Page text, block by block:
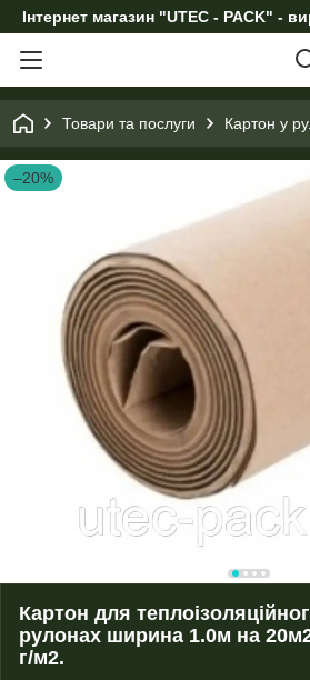
Інтернет магазин "UTEC - PACK" -
Товари та послуги Картон у
–20%
Картон для
рулонах ширина 1.0м на
г/м2.